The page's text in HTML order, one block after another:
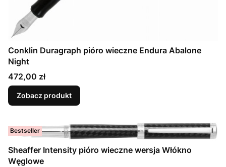
Conklin Duragraph pióro wieczne Endura Abalone
Night
Cena
472,00 zł
Zobacz produkt
Bestseller
Sheaffer Intensity pióro wieczne wersja Włókno
Węglowe